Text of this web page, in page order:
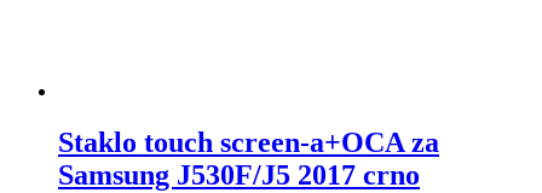
Staklo touch screen-a+OCA za
Samsung J530F/J5 2017 crno